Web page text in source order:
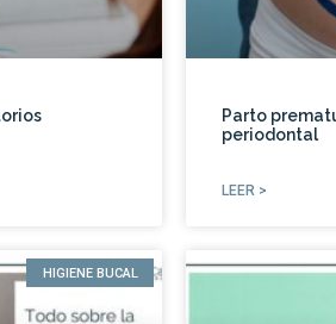
Parto
periodontal
LEER >
HIGIENE BUCAL